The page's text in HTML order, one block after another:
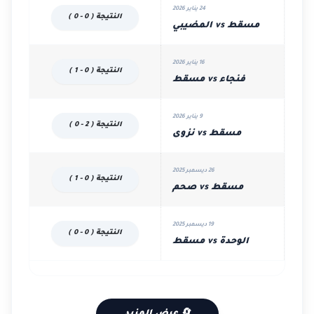
24 يناير 2026
مسقط vs المضيبي
النتيجة ( 0 - 0 )
16 يناير 2026
فنجاء vs مسقط
النتيجة ( 0 - 1 )
9 يناير 2026
مسقط vs نزوى
النتيجة ( 2 - 0 )
26 ديسمبر 2025
مسقط vs صحم
النتيجة ( 0 - 1 )
19 ديسمبر 2025
الوحدة vs مسقط
النتيجة ( 0 - 0 )